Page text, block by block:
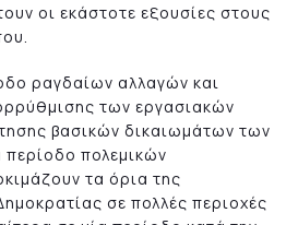
οι εκάστοτε εξουσίες στους
ραγδαίων αλλαγών και
των εργασιακών
βασικών δικαιωμάτων των
πολεμικών
τα όρια της
σε πολλές περιοχές